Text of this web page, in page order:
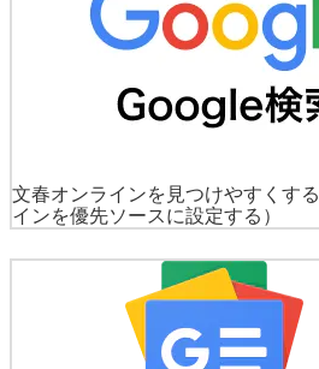
文春オンラインを見つけやすくする
インを優先ソースに設定する）